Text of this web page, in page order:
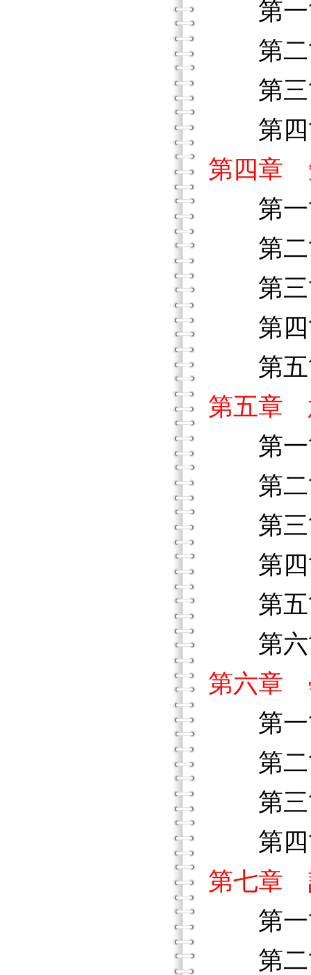
第一
第二
第三
第四
第四章
第一
第二
第三
第四
第五
第五章
第一
第二
第三
第四
第五
第六
第六章
第一
第二
第三
第四
第七章
第一
第二